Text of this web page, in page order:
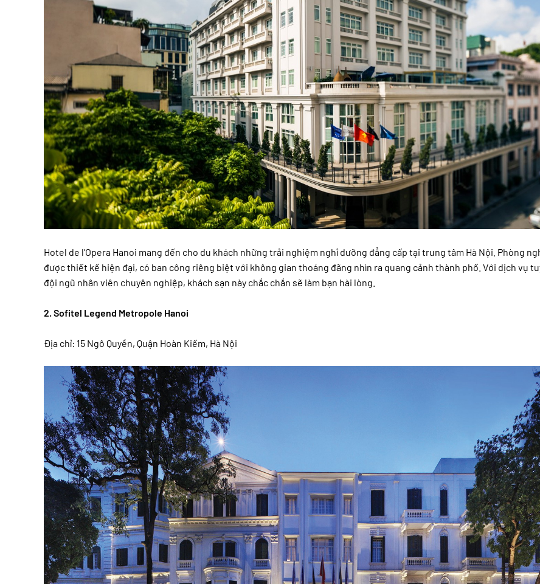
Hotel de l’Opera Hanoi mang đến cho du khách những trải nghiệm nghỉ dưỡng đẳng cấp tại trung tâm Hà Nội. Phòng
được thiết kế hiện đại, có ban công riêng biệt với không gian thoáng đãng nhìn ra quang cảnh thành phố. Với dịch vụ
đội ngũ nhân viên chuyên nghiệp, khách sạn này chắc chắn sẽ làm bạn hài lòng.
2. Sofitel Legend Metropole Hanoi
Địa chỉ: 15 Ngô Quyền, Quận Hoàn Kiếm, Hà Nội